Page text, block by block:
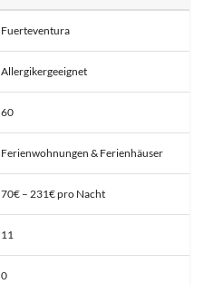
Fuerteventura
Allergikergeeignet
60
Ferienwohnungen & Ferienhäuser
70€ – 231€ pro Nacht
11
0